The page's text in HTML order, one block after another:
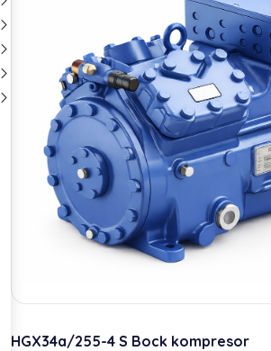
HGX34a/255-4 S Bock kompresor